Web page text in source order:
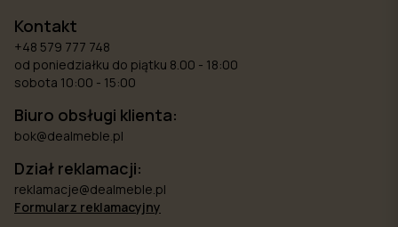
Kontakt
+48 579 777 748
od poniedziałku do piątku 8.00 - 18:00
sobota 10:00 - 15:00
Biuro obsługi klienta:
bok@dealmeble.pl
Dział reklamacji:
reklamacje@dealmeble.pl
Formularz reklamacyjny